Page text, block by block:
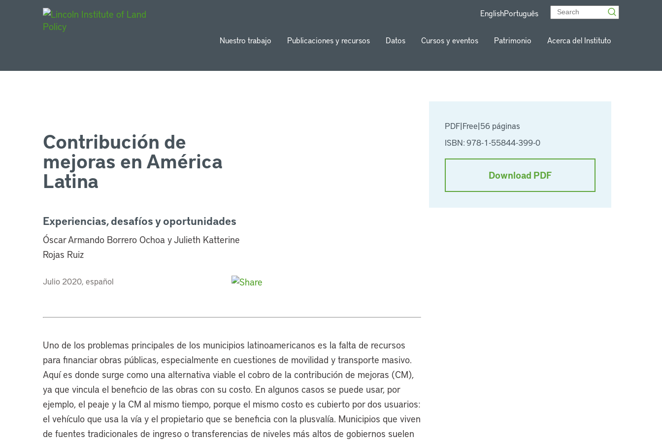
EnglishPortuguês
Nuestro trabajo Publicaciones y recursos Datos Cursos y eventos Patrimonio Acerca del Instituto
PDF|Free|56 páginas
ISBN: 978-1-55844-399-0
Download PDF
Contribución de
mejoras en América
Latina
Experiencias, desafíos y oportunidades
Óscar Armando Borrero Ochoa y Julieth Katterine
Rojas Ruiz
Julio 2020, español
Uno de los problemas principales de los municipios latinoamericanos es la falta de recursos
para financiar obras públicas, especialmente en cuestiones de movilidad y transporte masivo.
Aquí es donde surge como una alternativa viable el cobro de la contribución de mejoras (CM),
ya que vincula el beneficio de las obras con su costo. En algunos casos se puede usar, por
ejemplo, el peaje y la CM al mismo tiempo, porque el mismo costo es cubierto por dos usuarios:
el vehículo que usa la vía y el propietario que se beneficia con la plusvalía. Municipios que viven
de fuentes tradicionales de ingreso o transferencias de niveles más altos de gobiernos suelen